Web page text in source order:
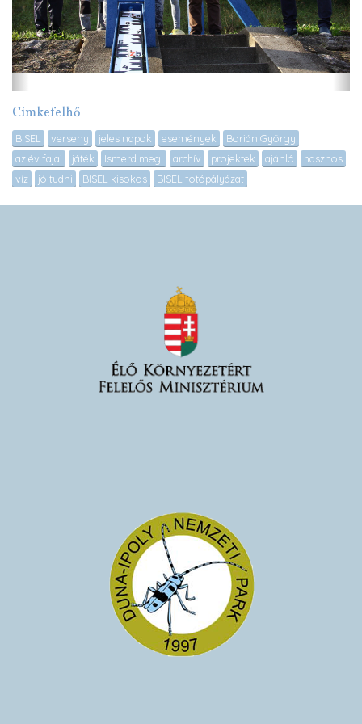
Címkefelhő
BISEL verseny jeles napok események
Borián György
az év fajai
játék Ismerd meg! archív projektek ajánló
hasznos
víz
jó tudni BISEL kisokos BISEL fotópályázat